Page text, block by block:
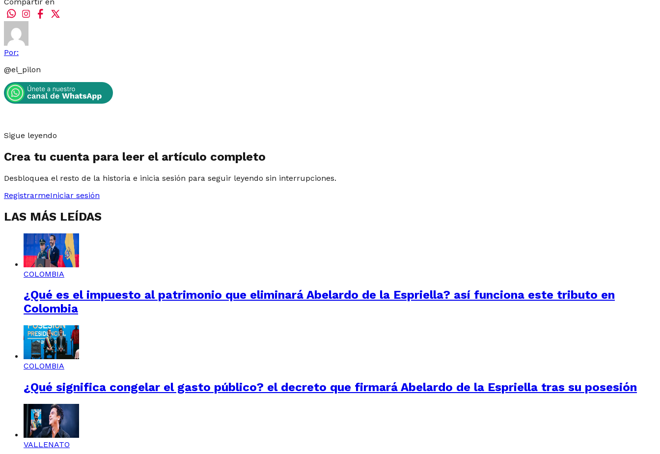
Por:
@el_pilon
Sigue leyendo
Crea tu cuenta para leer el artículo completo
Desbloquea el resto de la historia e inicia sesión para seguir leyendo sin interrupciones.
RegistrarmeIniciar sesión
LAS MÁS LEÍDAS
COLOMBIA
¿Qué es el impuesto al patrimonio que eliminará Abelardo de la Espriella? así funciona este tributo en
Colombia
COLOMBIA
¿Qué significa congelar el gasto público? el decreto que firmará Abelardo de la Espriella tras su posesión
VALLENATO